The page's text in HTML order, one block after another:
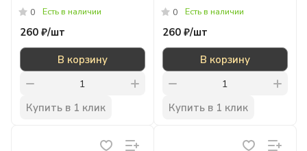
0 Есть в наличии
260 ₽/шт
В корзину
Купить в 1 клик
0 Есть в наличии
260 ₽/шт
В корзину
Купить в 1 клик